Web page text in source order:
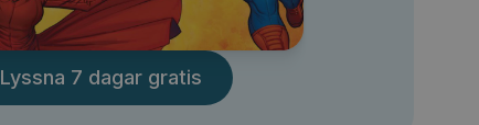
Lyssna 7 dagar gratis